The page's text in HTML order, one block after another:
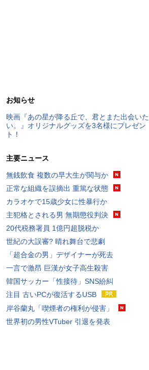
お知らせ
映画『あの星が降る丘で、君とまた出会いた
い。』オリジナルグッズを3名様にプレゼン
ト！
主要ニュース
無銭飲食 複数の早大生が関与か
正常な組織を誤摘出 重篤な状態
カラオケで15歳少女に性暴行か
主犯格とされる男 無期懲役判決
20代税務署員 1億円超脱税か
世紀の大誤審? 晴れ舞台で悲劇
「超合金の男」デザイナーが死去
一言で激昂 巨漢が女子高生殺害
韓国サッカー「性接待」SNS紛糾
注目 古いPCが復活するUSB
岸谷蘭丸「喫煙者の権利が侵害」
世界初の男性VTuber 引退を発表